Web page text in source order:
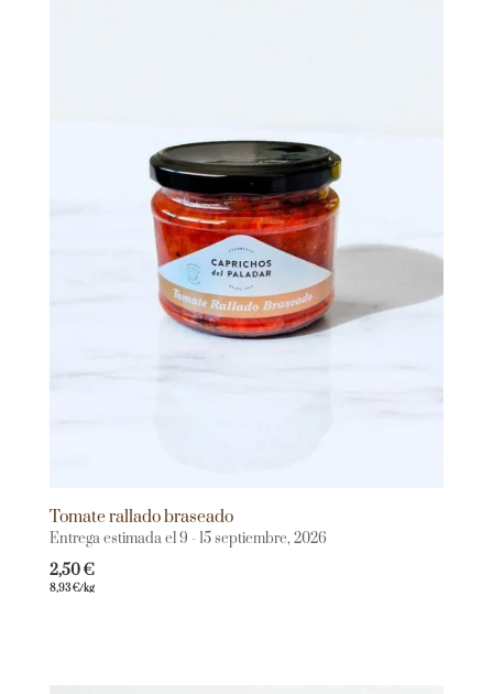
Tomate rallado braseado
Entrega estimada el 9 - 15 septiembre, 2026
2,50€
8,93€/kg